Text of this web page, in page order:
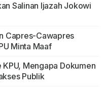
Salinan Ijazah Jokowi
Capres-Cawapres
Minta Maaf
KPU, Mengapa Dokumen
Publik